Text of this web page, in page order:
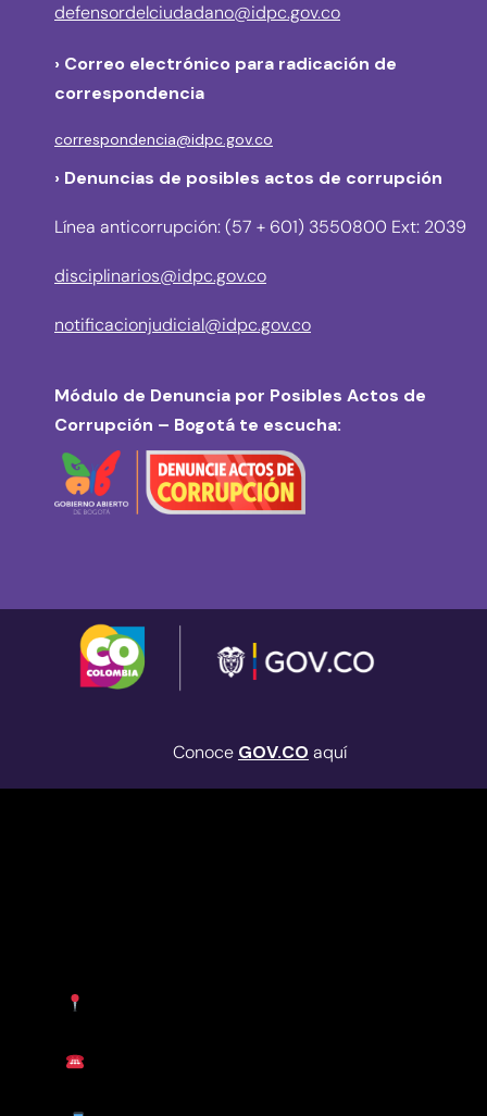
defensordelciudadano@idpc.gov.co
› Correo electrónico para radicación de
correspondencia
correspondencia@idpc.gov.co
› Denuncias de posibles actos de corrupción
Línea anticorrupción: (57 + 601) 3550800 Ext: 2039
disciplinarios@idpc.gov.co
notificacionjudicial@idpc.gov.co
Módulo de Denuncia por Posibles Actos de
Corrupción – Bogotá te escucha:
Conoce GOV.CO aquí